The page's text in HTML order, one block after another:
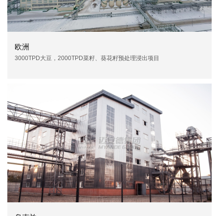
欧洲
3000TPD大豆，2000TPD菜籽、葵花籽预处理浸出项目